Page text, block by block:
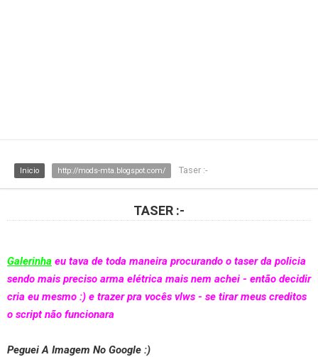
Inicio http://mods-mta.blogspot.com/ Taser :-
TASER :-
Galerinha eu tava de toda maneira procurando o taser da policia
sendo mais preciso arma elétrica mais nem achei - então decidir
cria eu mesmo :) e trazer pra vocês vlws - se tirar meus creditos
o script não funcionara
Peguei A Imagem No Google :)